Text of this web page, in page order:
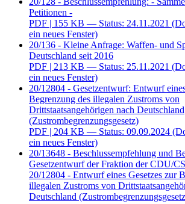
Petitionen -
PDF | 155 KB — Status: 24.11.2021
ein neues Fenster)
20/136 - Kleine Anfrage: Waffen- und
Deutschland seit 2016
PDF | 213 KB — Status: 25.11.2021
ein neues Fenster)
20/12804 - Gesetzentwurf: Entwurf
Begrenzung des illegalen Zustroms von
Drittstaatsangehörigen nach Deutschland
(Zustrombegrenzungsgesetz)
PDF | 204 KB — Status: 09.09.2024
ein neues Fenster)
20/13648 - Beschlussempfehlung und
Gesetzentwurf der Fraktion der CDU/
20/12804 - Entwurf eines Gesetzes zur
illegalen Zustroms von
Deutschland